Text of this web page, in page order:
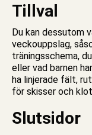
Tillval
Du kan dessutom
veckouppslag,
träningsschema,
eller vad barnen
ha linjerade fält,
för skisser och
Slutsidor